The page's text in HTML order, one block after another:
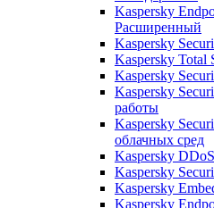
Kaspersky
Расширенный
Kaspersky
Kaspersky Total
Kaspersky
Kaspersky
работы
Kaspersky
облачных сред
Kaspersky
Kaspersky
Kaspersky
Kaspersky